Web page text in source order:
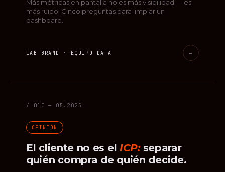
Más métricas en pantalla no es más visibilidad — es
más ruido. Cinco preguntas para limpiar un
dashboard.
LAB BRAND · EQUIPO DATA →
/ 010 — 05.2025
OPINIÓN
El cliente no es el ICP:separar
quién compra de quién decide.